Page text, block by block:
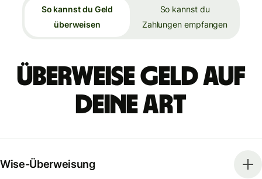
So kannst du Geld
überweisen
So kannst du
Zahlungen empfangen
Überweise Geld auf
deine Art
Wise-Überweisung